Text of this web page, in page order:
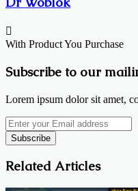
With Product You Purchase
Subscribe to our
Lorem ipsum dolor sit amet,
Enter
your
Email
address
Related Articles